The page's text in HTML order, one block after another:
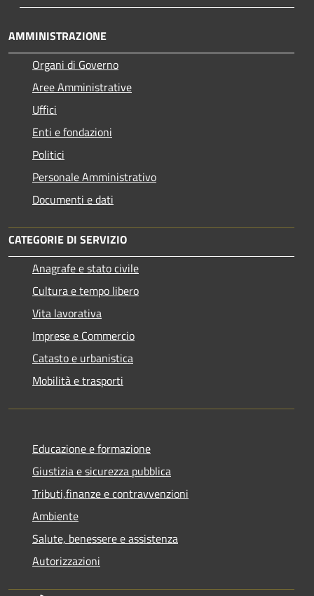
AMMINISTRAZIONE
Organi di Governo
Aree Amministrative
Uffici
Enti e fondazioni
Politici
Personale Amministrativo
Documenti e dati
CATEGORIE DI SERVIZIO
Anagrafe e stato civile
Cultura e tempo libero
Vita lavorativa
Imprese e Commercio
Catasto e urbanistica
Mobilità e trasporti
Educazione e formazione
Giustizia e sicurezza pubblica
Tributi,finanze e contravvenzioni
Ambiente
Salute, benessere e assistenza
Autorizzazioni